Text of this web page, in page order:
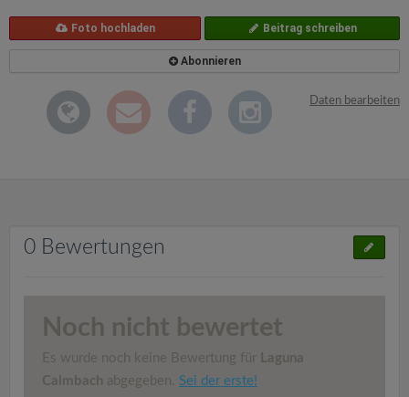
Foto hochladen Beitrag schreiben
Abonnieren
Daten bearbeiten
0 Bewertungen
Noch nicht bewertet
Es wurde noch keine Bewertung für Laguna
Calmbach abgegeben. Sei der erste!